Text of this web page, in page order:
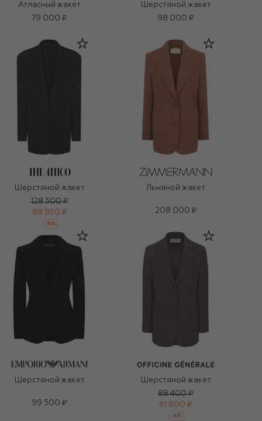
Атласный жакет
79 000 ₽
Шерстяной жакет
98 000 ₽
Шерстяной жакет
128 500 ₽
89 950 ₽
-30%
Льняной жакет
208 000 ₽
Шерстяной жакет
99 500 ₽
Шерстяной жакет
88 400 ₽
61 900 ₽
-30%